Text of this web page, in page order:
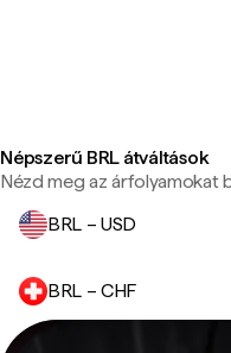
Népszerű BRL átváltások
Nézd meg az árfolyamokat
BRL – USD
BRL – CHF